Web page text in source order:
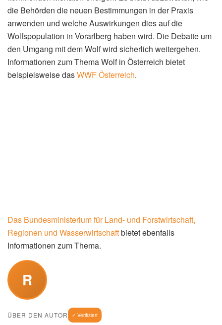
die Behörden die neuen Bestimmungen in der Praxis
anwenden und welche Auswirkungen dies auf die
Wolfspopulation in Vorarlberg haben wird. Die Debatte um
den Umgang mit dem Wolf wird sicherlich weitergehen.
Informationen zum Thema Wolf in Österreich bietet
beispielsweise dasWWF Österreich.
Das Bundesministerium für Land- und Forstwirtschaft,
Regionen und Wasserwirtschaftbietet ebenfalls
Informationen zum Thema.
R
ÜBER DEN AUTOR ✓ Verifiziert